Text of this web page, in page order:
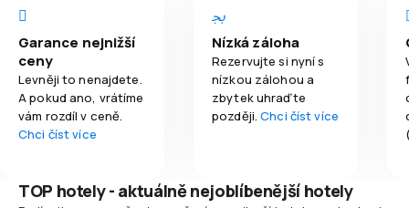
Garance nejnižší
ceny
Levněji to nenajdete.
A pokud ano, vrátíme
vám rozdíl v ceně.
Chci číst více
Nízká záloha
Rezervujte si nyní s
nízkou zálohou a
zbytek uhraďte
později.Chci číst více
TOP hotely - aktuálně nejoblíbenější hotely